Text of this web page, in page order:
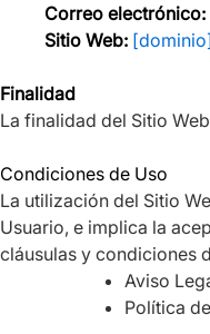
Correo electrónico:
Sitio Web: [dominio]
Finalidad
La finalidad del Sitio
Condiciones de Uso
La utilización del Sitio
Usuario, e implica la
cláusulas y condiciones
Aviso
Política